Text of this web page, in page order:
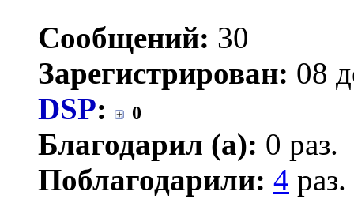
Сообщений: 30
Зарегистрирован: 08
DSP: 0
Благодарил (а): 0 раз.
Поблагодарили: 4 раз.